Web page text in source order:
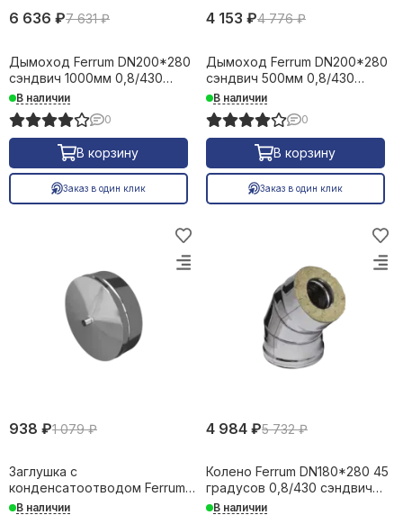
6 636 ₽7 631 ₽
Дымоход Ferrum DN200*280
сэндвич 1000мм 0,8/430
28751
В наличии
0
В корзину
Заказ в один клик
4 153 ₽4 776 ₽
Дымоход Ferrum DN200*280
сэндвич 500мм 0,8/430
28752
В наличии
0
В корзину
Заказ в один клик
938 ₽1 079 ₽
Заглушка с
конденсатоотводом Ferrum
DN280 внутренняя 23091
В наличии
4 984 ₽5 732 ₽
Колено Ferrum DN180*280 45
градусов 0,8/430 сэндвич
23092
В наличии